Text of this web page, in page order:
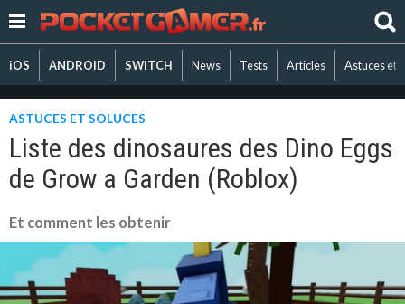
iOS ANDROID SWITCH News Tests Articles Astuces et
ASTUCES ET SOLUCES
Liste des dinosaures des Dino Eggs
de Grow a Garden (Roblox)
Et comment les obtenir